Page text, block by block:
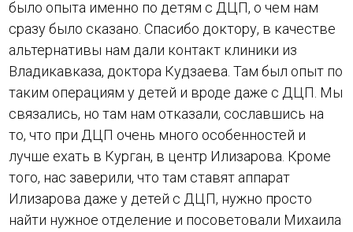
было опыта именно по детям с ДЦП, о чем нам
сразу было сказано. Спасибо доктору, в качестве
альтернативы нам дали контакт клиники из
Владикавказа, доктора Кудзаева. Там был опыт по
таким операциям у детей и вроде даже с ДЦП. Мы
связались, но там нам отказали, сославшись на
то, что при ДЦП очень много особенностей и
лучше ехать в Курган, в центр Илизарова. Кроме
того, нас заверили, что там ставят аппарат
Илизарова даже у детей с ДЦП, нужно просто
найти нужное отделение и посоветовали Михаила